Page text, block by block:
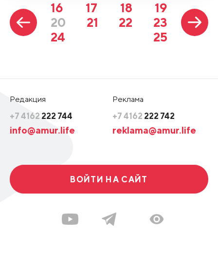
16 17 18
19
20
21 22
23
24
25
Редакция
+7 4162 222 744
info@amur.life
Реклама
+7 4162 222 742
reklama@amur.life
ВОЙТИ НА САЙТ